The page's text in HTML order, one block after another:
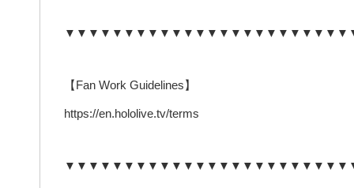
【Fan Work Guidelines】
https://en.hololive.tv/terms